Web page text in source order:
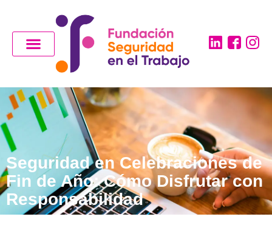
Seguridad en Celebraciones de
Fin de Año: Cómo Disfrutar con
Responsabilidad